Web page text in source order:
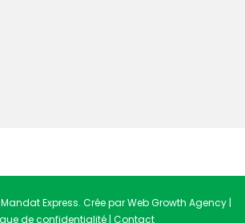
Express. Crée par Web Growth Agency |
de confidentialité| Contact